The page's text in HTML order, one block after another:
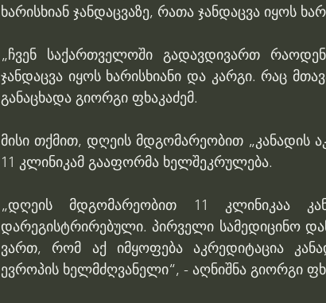
ხარისხიან ჯანდაცვაზე, რათა ჯანდაცვა იყოს
„ჩვენ საქართველოში გადავდივართ
ჯანდაცვა იყოს ხარისხიანი და კარგი. რაც
განაცხადა გიორგი ფხაკაძემ.
მისი თქმით, დღეის მდგომარეობით „კანადის
11 კლინიკამ გააფორმა ხელშეკრულება.
„დღეის მდგომარეობით 11 კლინიკაა
დარეგისტრირებული. პირველი სამედიცინო
ვართ, რომ აქ იმყოფება აკრედიტაცია
ევროპის ხელმძღვანელი“, - აღნიშნა გიორგი